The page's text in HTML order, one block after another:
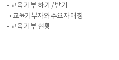
- 교육 기부 하기 / 받기
◦ 교육기부자와 수요자 매칭
- 교육 기부 현황